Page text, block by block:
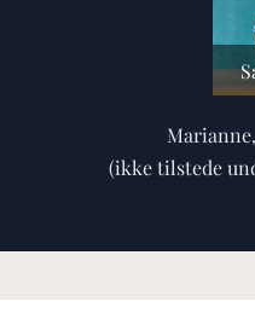
(ikke tilstede